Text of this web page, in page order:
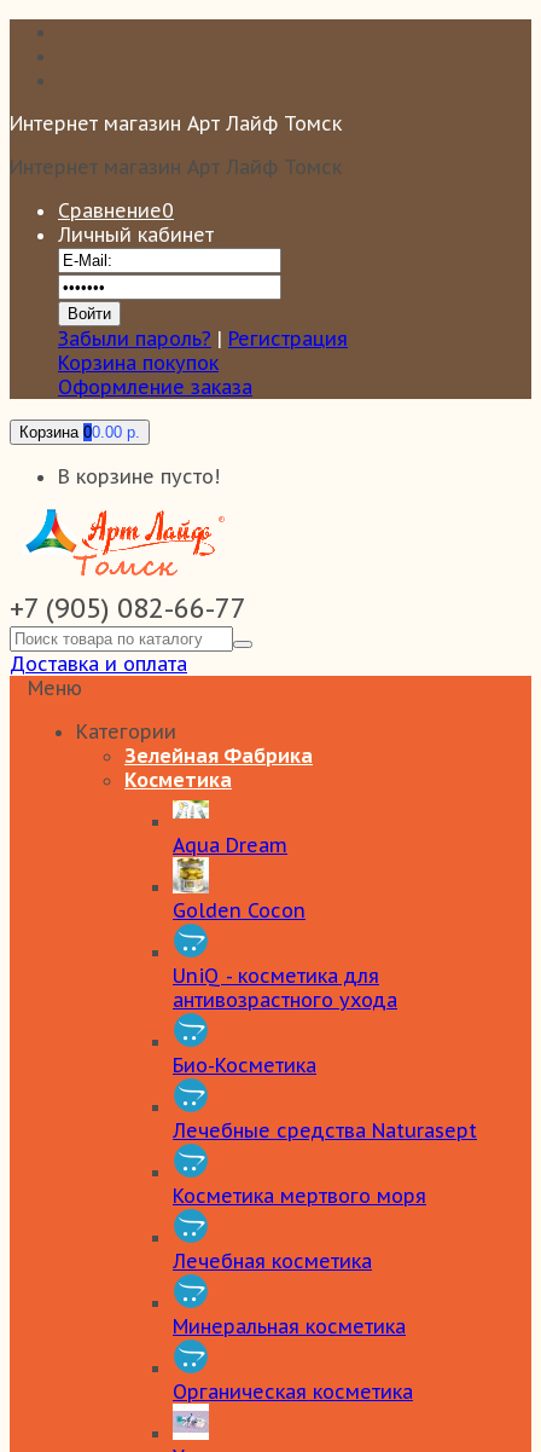
Интернет магазин Арт Лайф Томск
Интернет магазин Арт Лайф Томск
Сравнение0
Личный кабинет
Забыли пароль? | Регистрация
Корзина покупок
Оформление заказа
Корзина 00.00 р.
В корзине пусто!
+7 (905) 082-66-77
Доставка и оплата
Меню
Категории
Зелейная Фабрика
Косметика
Aqua Dream
Golden Cocon
UniQ - косметика для
антивозрастного ухода
Био-Косметика
Лечебные средства Naturasept
Косметика мертвого моря
Лечебная косметика
Минеральная косметика
Органическая косметика